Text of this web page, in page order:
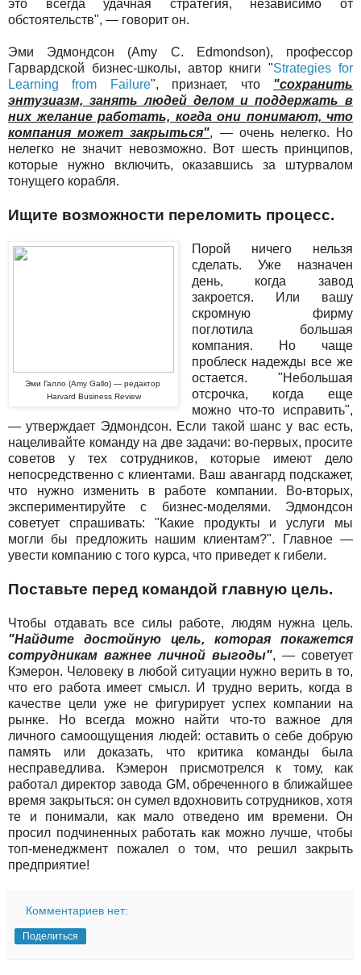
это всегда удачная стратегия, независимо от
обстоятельств", — говорит он.
Эми Эдмондсон (Amy C. Edmondson), профессор
Гарвардской бизнес-школы, автор книги "Strategies for
Learning from Failure", признает, что "сохранить
энтузиазм, занять людей делом и поддержать в
них желание работать, когда они понимают, что
компания может закрыться", — очень нелегко. Но
нелегко не значит невозможно. Вот шесть принципов,
которые нужно включить, оказавшись за штурвалом
тонущего корабля.
Ищите возможности переломить процесс.
Эми Галло (Amy Gallo) — редактор
Harvard Business Review
Порой ничего нельзя
сделать. Уже назначен
день, когда завод
закроется. Или вашу
скромную фирму
поглотила большая
компания. Но чаще
проблеск надежды все же
остается. "Небольшая
отсрочка, когда еще
можно что-то исправить",
— утверждает Эдмондсон. Если такой шанс у вас есть,
нацеливайте команду на две задачи: во-первых, просите
советов у тех сотрудников, которые имеют дело
непосредственно с клиентами. Ваш авангард подскажет,
что нужно изменить в работе компании. Во-вторых,
экспериментируйте с бизнес-моделями. Эдмондсон
советует спрашивать: "Какие продукты и услуги мы
могли бы предложить нашим клиентам?". Главное —
увести компанию с того курса, что приведет к гибели.
Поставьте перед командой главную цель.
Чтобы отдавать все силы работе, людям нужна цель.
"Найдите достойную цель, которая покажется
сотрудникам важнее личной выгоды", — советует
Кэмерон. Человеку в любой ситуации нужно верить в то,
что его работа имеет смысл. И трудно верить, когда в
качестве цели уже не фигурирует успех компании на
рынке. Но всегда можно найти что-то важное для
личного самоощущения людей: оставить о себе добрую
память или доказать, что критика команды была
несправедлива. Кэмерон присмотрелся к тому, как
работал директор завода GM, обреченного в ближайшее
время закрыться: он сумел вдохновить сотрудников, хотя
те и понимали, как мало отведено им времени. Он
просил подчиненных работать как можно лучше, чтобы
топ-менеджмент пожалел о том, что решил закрыть
предприятие!
Комментариев нет:
Поделиться